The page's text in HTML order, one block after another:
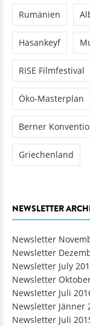
Rumänien
Hasankeyf
RISE Filmfestival
Öko-Masterplan
Berner
Griechenland
NEWSLETTER
Newsletter
Newsletter
Newsletter July
Newsletter
Newsletter Juli
Newsletter Jänner
Newsletter Juli